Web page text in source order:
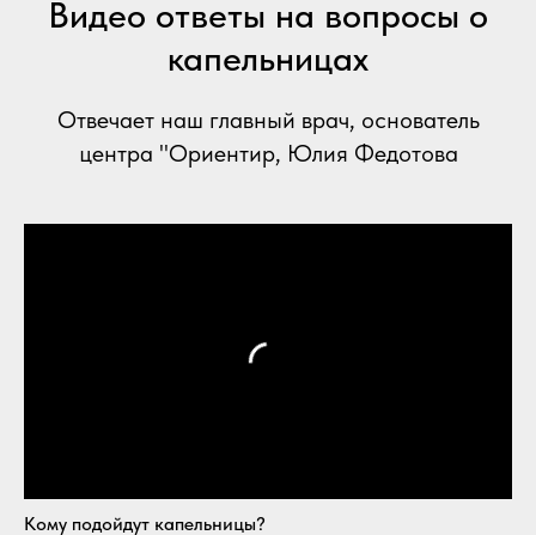
Видео ответы на вопросы о
капельницах
Отвечает наш главный врач, основатель
центра "Ориентир, Юлия Федотова
Кому подойдут капельницы?